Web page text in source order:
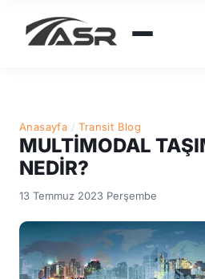
Anasayfa /Transit Blog
MULTİMODAL
NEDİR?
13 Temmuz 2023 Perşembe